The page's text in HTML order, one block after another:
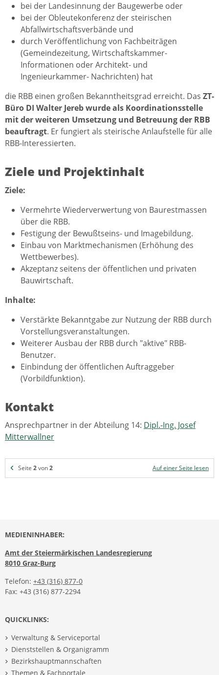
bei der Landesinnung der Baugewerbe oder
bei der Obleutekonferenz der steirischen
Abfallwirtschaftsverbände und
durch Veröffentlichung von Fachbeiträgen
(Gemeindezeitung, Wirtschaftskammer-
Informationen oder Architekt- und
Ingenieurkammer- Nachrichten) hat
die RBB einen großen Bekanntheitsgrad erreicht. Das ZT-
Büro DI Walter Jereb wurde als Koordinationsstelle
mit der weiteren Umsetzung und Betreuung der RBB
beauftragt. Er fungiert als steirische Anlaufstelle für alle
RBB-Interessierten.
Ziele und Projektinhalt
Ziele:
Vermehrte Wiederverwertung von Baurestmassen
über die RBB.
Festigung der Bewußtseins- und Imagebildung.
Einbau von Marktmechanismen (Erhöhung des
Wettbewerbes).
Akzeptanz seitens der öffentlichen und privaten
Bauwirtschaft.
Inhalte:
Verstärkte Bekanntgabe zur Nutzung der RBB durch
Vorstellungsveranstaltungen.
Weiterer Ausbau der RBB durch "aktive" RBB-
Benutzer.
Einbindung der öffentlichen Auftraggeber
(Vorbildfunktion).
Kontakt
Ansprechpartner in der Abteilung 14: Dipl.-Ing. Josef
Mitterwallner
Seite 2von2 Auf einer Seite lesen
MEDIENINHABER:
Amt der Steiermärkischen Landesregierung
8010 Graz-Burg
Telefon: +43 (316) 877-0
Fax: +43 (316) 877-2294
QUICKLINKS:
Verwaltung & Serviceportal
Dienststellen & Organigramm
Bezirkshauptmannschaften
Themen & Fachportale